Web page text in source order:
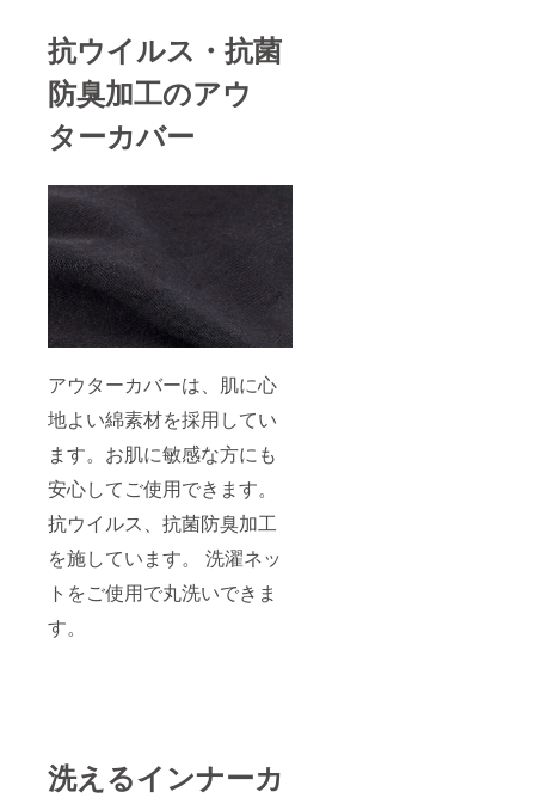
抗ウイルス・抗菌
防臭加工のアウ
ターカバー
アウターカバーは、肌に心
地よい綿素材を採用してい
ます。お肌に敏感な方にも
安心してご使用できます。
抗ウイルス、抗菌防臭加工
を施しています。 洗濯ネッ
トをご使用で丸洗いできま
す。
洗えるインナーカ